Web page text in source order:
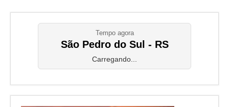
Tempo agora
São Pedro do Sul - RS
Carregando...